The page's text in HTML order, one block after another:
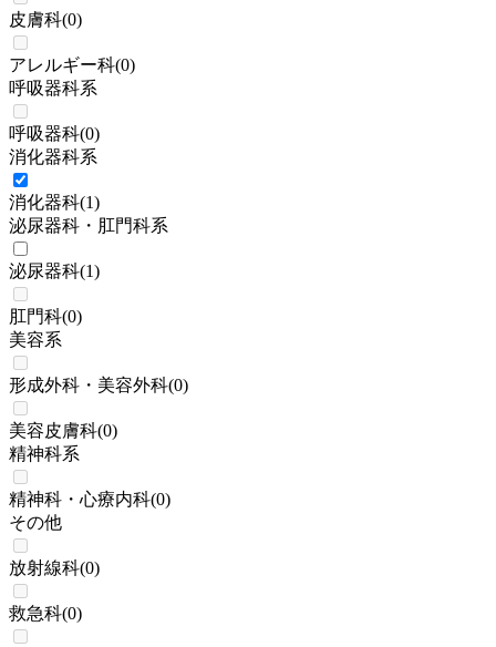
皮膚科(0)
アレルギー科(0)
呼吸器科系
呼吸器科(0)
消化器科系
消化器科(1)
泌尿器科・肛門科系
泌尿器科(1)
肛門科(0)
美容系
形成外科・美容外科(0)
美容皮膚科(0)
精神科系
精神科・心療内科(0)
その他
放射線科(0)
救急科(0)